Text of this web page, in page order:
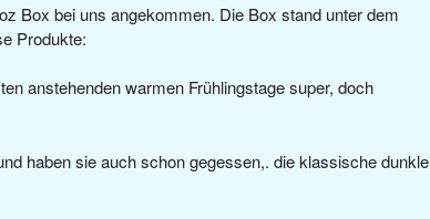
Box bei uns angekommen. Die Box stand unter dem
Produkte:
anstehenden warmen Frühlingstage super, doch
haben sie auch schon gegessen,. die klassische dunkle